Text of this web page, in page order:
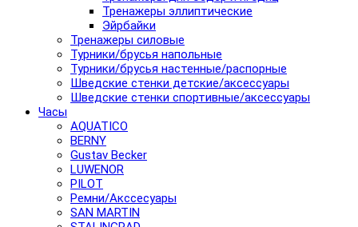
Тренажеры эллиптические
Эйрбайки
Тренажеры силовые
Турники/брусья напольные
Турники/брусья настенные/распорные
Шведские стенки детские/аксессуары
Шведские стенки спортивные/аксессуары
Часы
AQUATICO
BERNY
Gustav Becker
LUWENOR
PILOT
Pемни/Акссесуары
SAN MARTIN